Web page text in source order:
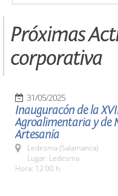
Próximas
corporativa
31/05/2025
Inauguracón de la
Agroalimentaria y de
Artesanía
Ledesma (Salamanca)
Lugar: Ledesma
Hora: 12:00 h.